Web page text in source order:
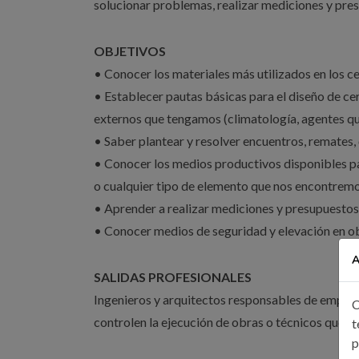
solucionar problemas, realizar mediciones y
OBJETIVOS
• Conocer los materiales más utilizados en los
• Establecer pautas básicas para el diseño de
externos que tengamos (climatología, agentes
• Saber plantear y resolver encuentros,
• Conocer los medios productivos disponibles
o cualquier tipo de elemento que nos
• Aprender a realizar mediciones y
• Conocer medios de seguridad y elevación en
SALIDAS PROFESIONALES
Ingenieros y arquitectos responsables de
controlen la ejecución de obras o técnicos que